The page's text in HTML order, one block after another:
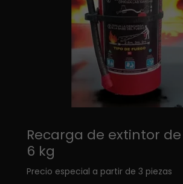
Recarga de extintor
6 kg
Precio especial a partir de 3 piezas